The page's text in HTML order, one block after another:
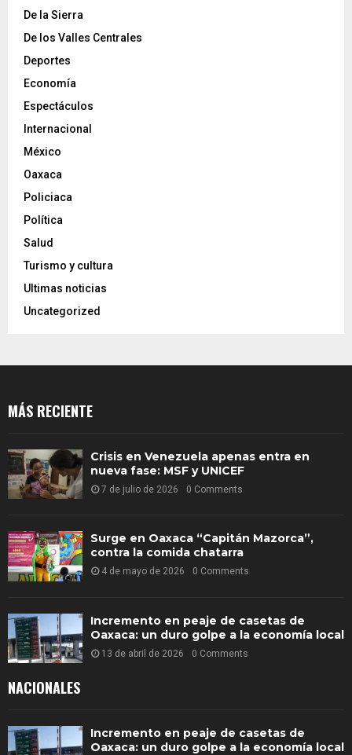
De la Sierra
De los Valles Centrales
Deportes
Economía
Espectáculos
Internacional
México
Oaxaca
Policiaca
Política
Salud
Turismo y cultura
Ultimas noticias
Uncategorized
MÁS RECIENTE
Crisis en Venezuela apenas entra en
nueva fase: MSF y UNICEF
7 de julio de 2026 0 Comments
Surge en Oaxaca “Capitán Mazorca”,
contra la comida chatarra
4 de mayo de 2026 0 Comments
Incremento en peaje de casetas de
Oaxaca: un duro golpe a la economía local
13 de abril de 2026 0 Comments
NACIONALES
Incremento en peaje de casetas de
Oaxaca: un duro golpe a la economía local